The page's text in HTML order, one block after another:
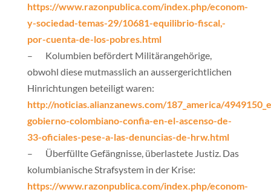
https://www.razonpublica.com/index.php/econom-
y-sociedad-temas-29/10681-equilibrio-fiscal,-
por-cuenta-de-los-pobres.html
– Kolumbien befördert Militärangehörige,
obwohl diese mutmasslich an aussergerichtlichen
Hinrichtungen beteiligt waren:
http://noticias.alianzanews.com/187_america/
gobierno-colombiano-confia-en-el-ascenso-de-
33-oficiales-pese-a-las-denuncias-de-hrw.html
– Überfüllte Gefängnisse, überlastete Justiz. Das
kolumbianische Strafsystem in der Krise:
https://www.razonpublica.com/index.php/econom-